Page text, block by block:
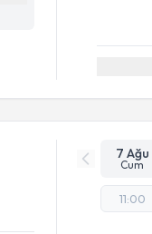
7 Ağu
Cum
11:00